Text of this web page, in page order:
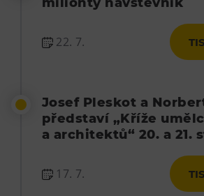
22. 7.
Josef Pleskot a
představí „Kříže
a architektů“ 20. a 21.
17. 7.